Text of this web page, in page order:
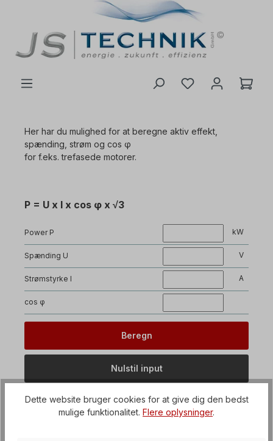
Her har du mulighed for at beregne aktiv effekt,
spænding, strøm og cos φ
for f.eks. trefasede motorer.
P = U x I x cos φ x √3
Power P kW
Spænding U V
Strømstyrke I A
cos φ
Dette website bruger cookies for at give dig den bedst
mulige funktionalitet. Flere oplysninger.